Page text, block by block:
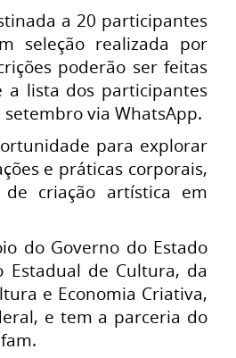
a 20 participantes
seleção realizada por
poderão ser feitas
lista dos participantes
via WhatsApp.
para explorar
e práticas corporais,
de criação artística em
do Governo do Estado
Estadual de Cultura, da
e Economia Criativa,
e tem a parceria do